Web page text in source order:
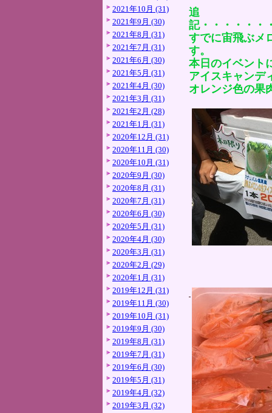
2021年10月 (31)
2021年9月 (30)
2021年8月 (31)
2021年7月 (31)
2021年6月 (30)
2021年5月 (31)
2021年4月 (30)
2021年3月 (31)
2021年2月 (28)
2021年1月 (31)
2020年12月 (31)
2020年11月 (30)
2020年10月 (31)
2020年9月 (30)
2020年8月 (31)
2020年7月 (31)
2020年6月 (30)
2020年5月 (31)
2020年4月 (30)
2020年3月 (31)
2020年2月 (29)
2020年1月 (31)
2019年12月 (31)
2019年11月 (30)
2019年10月 (31)
2019年9月 (30)
2019年8月 (31)
2019年7月 (31)
2019年6月 (30)
2019年5月 (31)
2019年4月 (32)
2019年3月 (32)
追
記・・・・・・
すでに宙飛ぶメ
す。
本日のイベント
アイスキャンデ
オレンジ色の果